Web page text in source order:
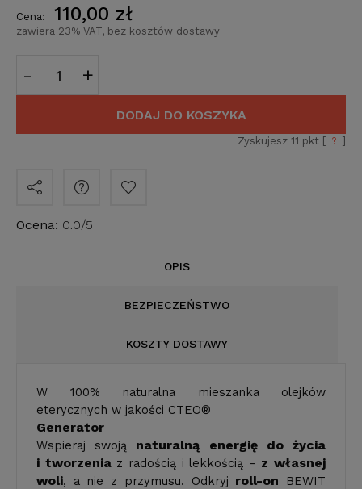
Cena: 110,00 zł
zawiera 23% VAT, bez kosztów dostawy
- +
DODAJ DO KOSZYKA
Zyskujesz 11 pkt [ ? ]
Ocena: 0.0/5
OPIS
BEZPIECZEŃSTWO
KOSZTY DOSTAWY
W 100% naturalna mieszanka olejków
eterycznych w jakości CTEO®
Generator
Wspieraj swoją naturalną energię do życia
i tworzeniaz radością i lekkością – z własnej
woli, a nie z przymusu. Odkryj roll-on BEWIT